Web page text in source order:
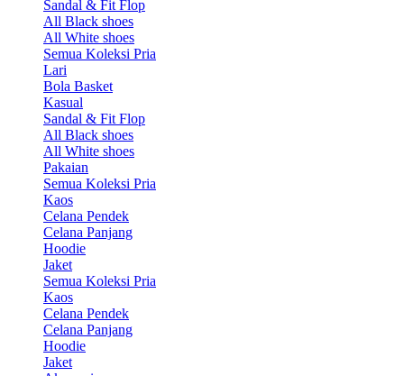
Sandal & Fit Flop
All Black shoes
All White shoes
Semua Koleksi Pria
Lari
Bola Basket
Kasual
Sandal & Fit Flop
All Black shoes
All White shoes
Pakaian
Semua Koleksi Pria
Kaos
Celana Pendek
Celana Panjang
Hoodie
Jaket
Semua Koleksi Pria
Kaos
Celana Pendek
Celana Panjang
Hoodie
Jaket